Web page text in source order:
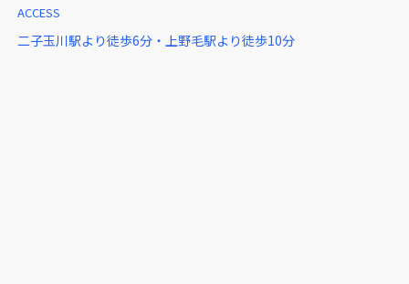
ACCESS
二子玉川駅より徒歩6分・上野毛駅より徒歩10分